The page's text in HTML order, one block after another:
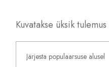
Kuvatakse üksik tulemus
Järjesta populaarsuse alusel